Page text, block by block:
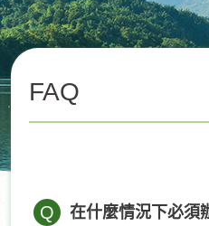
FAQ
Q
在什麼情況下必須